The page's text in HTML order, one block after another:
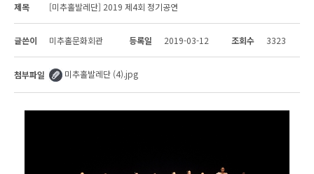
제목 [미추홀발레단] 2019 제4회 정기공연
글쓴이 미추홀문화회관 등록일 2019-03-12 조회수 3323
첨부파일 미추홀발레단 (4).jpg